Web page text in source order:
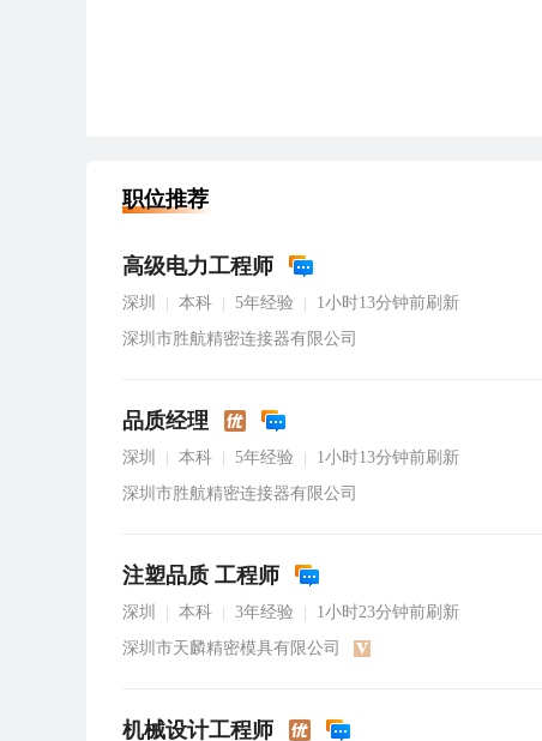
职位推荐
高级电力工程师
深圳 本科 5年经验
1小时13分钟前刷新
深圳市胜航精密连接器有限公司
品质经理
深圳 本科 5年经验
1小时13分钟前刷新
深圳市胜航精密连接器有限公司
注塑品质 工程师
深圳 本科 3年经验
1小时23分钟前刷新
深圳市天麟精密模具有限公司
机械设计工程师